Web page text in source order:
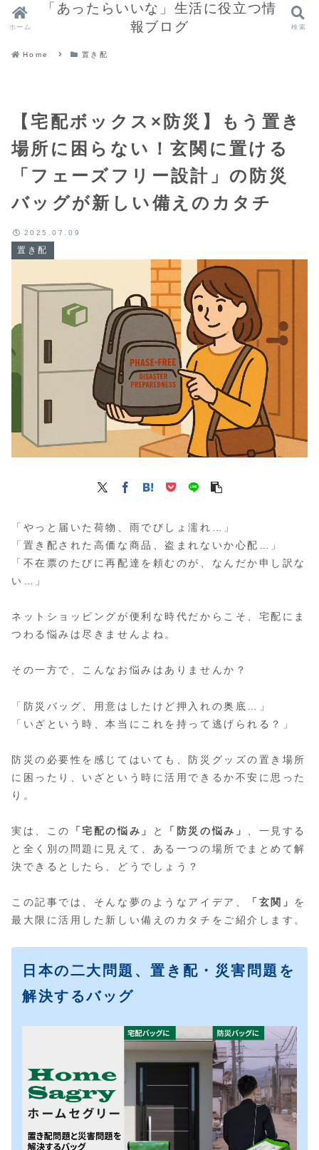
Home 置き配
【宅配ボックス×防災】もう置き
場所に困らない！玄関に置ける
「フェーズフリー設計」の防災
バッグが新しい備えのカタチ
置き配
2025.07.09
「やっと届いた荷物、雨でびしょ濡れ…」
「置き配された高価な商品、盗まれないか心配…」
「不在票のたびに再配達を頼むのが、なんだか申し訳な
い…」
ネットショッピングが便利な時代だからこそ、宅配にま
つわる悩みは尽きませんよね。
その一方で、こんなお悩みはありませんか？
「防災バッグ、用意はしたけど押入れの奥底…」
「いざという時、本当にこれを持って逃げられる？」
防災の必要性を感じてはいても、防災グッズの置き場所
に困ったり、いざという時に活用できるか不安に思った
り。
実は、この 「宅配の悩み」 と 「防災の悩み」
、一見する
と全く別の問題に見えて、ある一つの場所でまとめて解
決できるとしたら、どうでしょう？
この記事では、そんな夢のようなアイデア、 「玄関」 を
最大限に活用した新しい備えのカタチをご紹介します。
日本の二大問題、置き配・災害問題を
解決するバッグ
ホーム
「あったらいいな」生活に役立つ情
報ブログ
検索